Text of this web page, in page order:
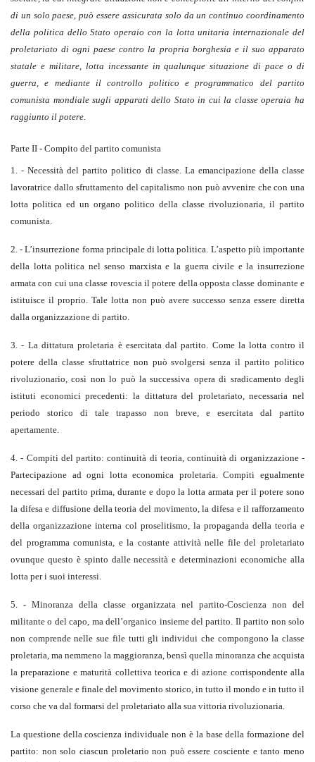
di un solo paese, può essere assicurata solo da un continuo coordinamento
della politica dello Stato operaio con la lotta unitaria internazionale del
proletariato di ogni paese contro la propria borghesia e il suo apparato
statale e militare, lotta incessante in qualunque situazione di pace o di
guerra, e mediante il controllo politico e programmatico del partito
comunista mondiale sugli apparati dello Stato in cui la classe operaia ha
raggiunto il potere.
Parte II - Compito del partito comunista
1. - Necessità del partito politico di classe. La emancipazione della classe
lavoratrice dallo sfruttamento del capitalismo non può avvenire che con una
lotta politica ed un organo politico della classe rivoluzionaria, il partito
comunista.
2. - L’insurrezione forma principale di lotta politica. L’aspetto più importante
della lotta politica nel senso marxista e la guerra civile e la insurrezione
armata con cui una classe rovescia il potere della opposta classe dominante e
istituisce il proprio. Tale lotta non può avere successo senza essere diretta
dalla organizzazione di partito.
3. - La dittatura proletaria è esercitata dal partito. Come la lotta contro il
potere della classe sfruttatrice non può svolgersi senza il partito politico
rivoluzionario, così non lo può la successiva opera di sradicamento degli
istituti economici precedenti: la dittatura del proletariato, necessaria nel
periodo storico di tale trapasso non breve, e esercitata dal partito
apertamente.
4. - Compiti del partito: continuità di teoria, continuità di organizzazione -
Partecipazione ad ogni lotta economica proletaria. Compiti egualmente
necessari del partito prima, durante e dopo la lotta armata per il potere sono
la difesa e diffusione della teoria del movimento, la difesa e il rafforzamento
della organizzazione interna col proselitismo, la propaganda della teoria e
del programma comunista, e la costante attività nelle file del proletariato
ovunque questo è spinto dalle necessità e determinazioni economiche alla
lotta per i suoi interessi.
5. - Minoranza della classe organizzata nel partito-Coscienza non del
militante o del capo, ma dell’organico insieme del partito. Il partito non solo
non comprende nelle sue file tutti gli individui che compongono la classe
proletaria, ma nemmeno la maggioranza, bensì quella minoranza che acquista
la preparazione e maturità collettiva teorica e di azione corrispondente alla
visione generale e finale del movimento storico, in tutto il mondo e in tutto il
corso che va dal formarsi del proletariato alla sua vittoria rivoluzionaria.
La questione della coscienza individuale non è la base della formazione del
partito: non solo ciascun proletario non può essere cosciente e tanto meno